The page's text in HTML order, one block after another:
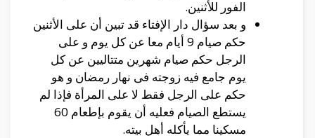
الفور للأثنين.
و بعد سؤال دار الإفتاء قد تبين أن على الأثنين
حكم صيام 9 أيام معا عن كل يوم و على
الرجل حكم صيام شهرين متتاليين عن كل
يوم جامع فيه زوجته فى نهار رمضان و هو
حكم على الرجل فقط لا على المرأة فإذا لم
يستطع الصيام فعليه أن يقوم بإطعام 60
مسكينا مما يأكله أهل بيته.